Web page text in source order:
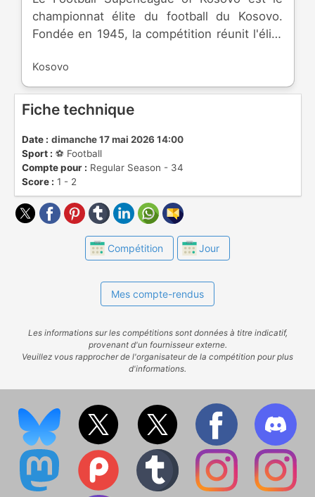
championnat élite du football du Kosovo.
Fondée en 1945, la compétition réunit l'élite
Kosovo
Fiche technique
Date : dimanche 17 mai 2026 14:00
Sport : ⚽️ Football
Compte pour : Regular Season - 34
Score : 1 - 2
Compétition Jour
Mes compte-rendus
Les informations sur les compétitions sont données à titre indicatif,
provenant d'un fournisseur externe.
Veuillez vous rapprocher de l'organisateur de la compétition pour plus
d'informations.